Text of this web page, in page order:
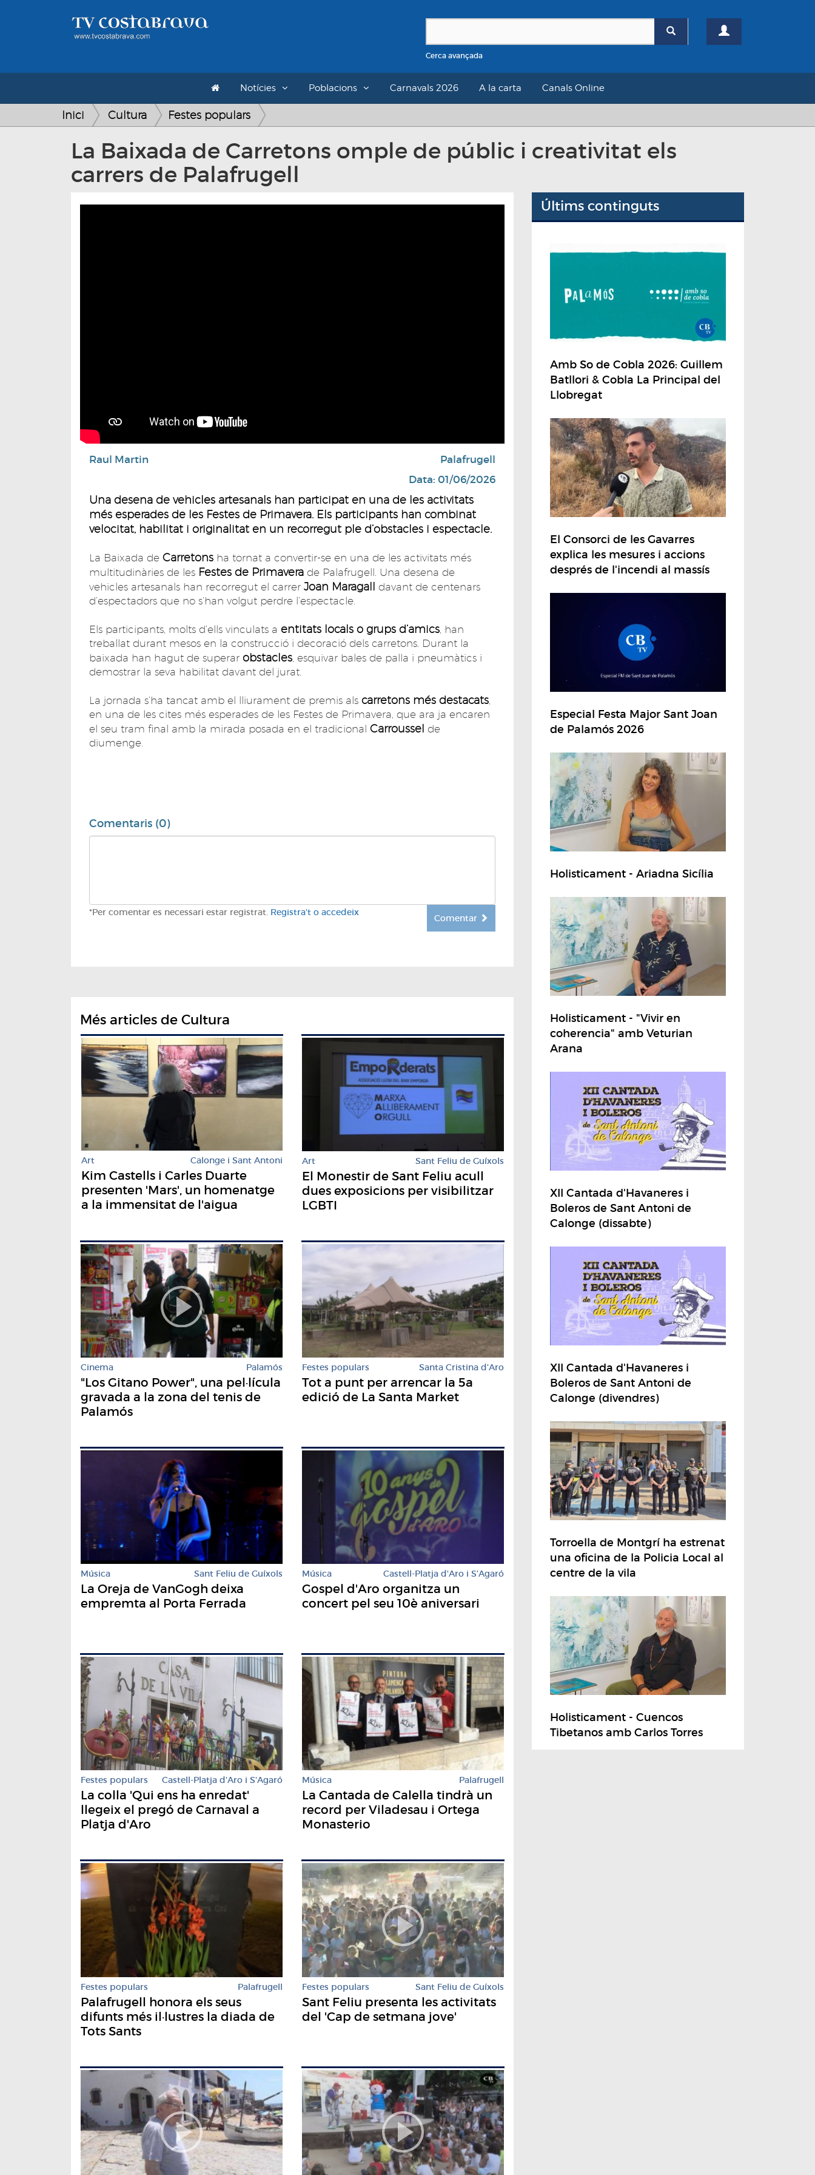
Cerca avançada
Notícies Poblacions Carnavals 2026 A la carta Canals Online
Inici Cultura Festes populars
La Baixada de Carretons omple de públic i creativitat els
carrers de Palafrugell
Raul Martin
Palafrugell
Data: 01/06/2026
Una desena de vehicles artesanals han participat en una de les activitats
més esperades de les Festes de Primavera. Els participants han combinat
velocitat, habilitat i originalitat en un recorregut ple d’obstacles i espectacle.
La Baixada de Carretons ha tornat a convertir-se en una de les activitats més
multitudinàries de les Festes de Primavera de Palafrugell. Una desena de
vehicles artesanals han recorregut el carrer Joan Maragall davant de centenars
d’espectadors que no s’han volgut perdre l’espectacle.
Els participants, molts d’ells vinculats a entitats locals o grups d’amics , han
treballat durant mesos en la construcció i decoració dels carretons. Durant la
baixada han hagut de superar obstacles , esquivar bales de palla i pneumàtics i
demostrar la seva habilitat davant del jurat.
La jornada s’ha tancat amb el lliurament de premis als carretons més destacats
en una de les cites més esperades de les Festes de Primavera, que ara ja encaren
el seu tram final amb la mirada posada en el tradicional Carroussel de
diumenge.
Comentaris (0)
*Per comentar es necessari estar registrat. Registra't o accedeix
Comentar
Més articles de Cultura
Art Calonge i Sant Antoni
Kim Castells i Carles Duarte
presenten 'Mars', un homenatge
a la immensitat de l'aigua
Art Sant Feliu de Guíxols
El Monestir de Sant Feliu acull
dues exposicions per visibilitzar
LGBTI
Cinema Palamós
"Los Gitano Power", una pel·lícula
gravada a la zona del tenis de
Palamós
Festes populars Santa Cristina d'Aro
Tot a punt per arrencar la 5a
edició de La Santa Market
Música Sant Feliu de Guíxols
La Oreja de VanGogh deixa
empremta al Porta Ferrada
Música Castell-Platja d'Aro i S'Agaró
Gospel d'Aro organitza un
concert pel seu 10è aniversari
Festes populars Castell-Platja d'Aro i S'Agaró
La colla 'Qui ens ha enredat'
llegeix el pregó de Carnaval a
Platja d'Aro
Música Palafrugell
La Cantada de Calella tindrà un
record per Viladesau i Ortega
Monasterio
Festes populars Palafrugell
Palafrugell honora els seus
difunts més il·lustres la diada de
Tots Sants
Festes populars Sant Feliu de Guíxols
Sant Feliu presenta les activitats
del 'Cap de setmana jove'
Últims continguts
Amb So de Cobla 2026: Guillem
Batllori & Cobla La Principal del
Llobregat
El Consorci de les Gavarres
explica les mesures i accions
després de l'incendi al massís
Especial Festa Major Sant Joan
de Palamós 2026
Holisticament - Ariadna Sicília
Holisticament - "Vivir en
coherencia" amb Veturian
Arana
XII Cantada d'Havaneres i
Boleros de Sant Antoni de
Calonge (dissabte)
XII Cantada d'Havaneres i
Boleros de Sant Antoni de
Calonge (divendres)
Torroella de Montgrí ha estrenat
una oficina de la Policia Local al
centre de la vila
Holisticament - Cuencos
Tibetanos amb Carlos Torres